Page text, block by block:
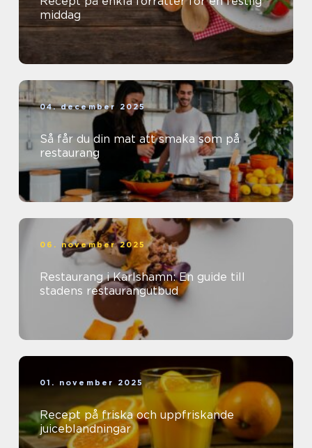
middag
04. december 2025
Så får du din mat att smaka som på
restaurang
06. november 2025
Restaurang i Karlshamn: En guide till
stadens restaurangutbud
01. november 2025
Recept på friska och uppfriskande
juiceblandningar